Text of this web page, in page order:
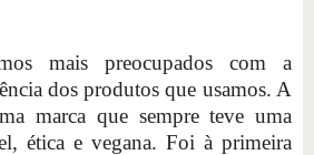
mais preocupados com a
dos produtos que usamos. A
marca que sempre teve uma
ética e vegana. Foi à primeira